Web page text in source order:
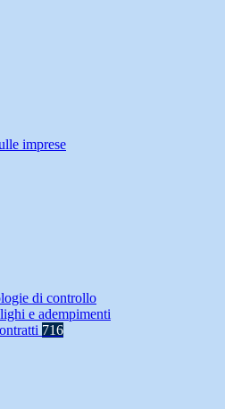
imprese
di controllo
e adempimenti
716